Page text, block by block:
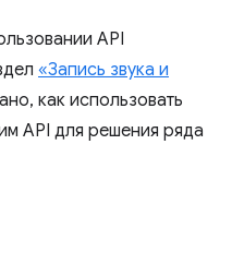
API
«Запись звука и
как использовать
API для решения ряда